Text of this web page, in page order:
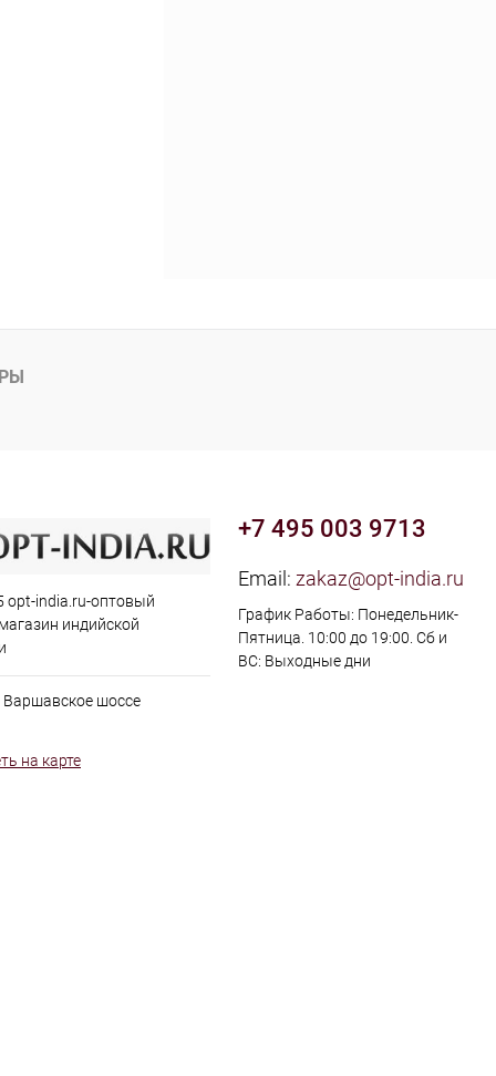
opt-india.ru-оптовый
индийской
Варшавское шоссе
на карте
+7 495 003 9713
Email: zakaz@opt-india.ru
График Работы: Понедельник-
Пятница. 10:00 до 19:00. Сб и
ВС: Выходные дни